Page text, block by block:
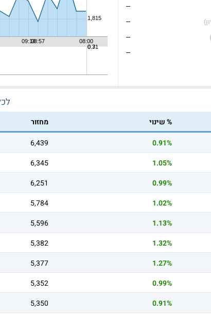
--
--
--
--
% שינוי
מחזור
0.91%
6,439
1.05%
6,345
0.99%
6,251
1.02%
5,784
1.13%
5,596
1.32%
5,382
1.27%
5,377
0.99%
5,352
0.91%
5,350